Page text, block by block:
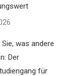
Sie, was andere
Der
für